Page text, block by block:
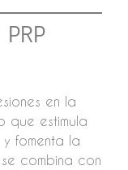
en la
que estimula
fomenta la
combina con